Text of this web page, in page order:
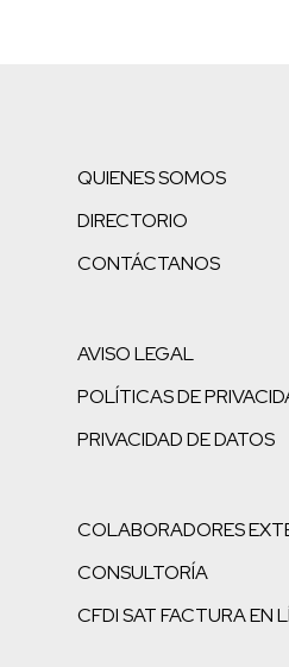
QUIENES SOMOS
DIRECTORIO
CONTÁCTANOS
AVISO LEGAL
POLÍTICAS DE
PRIVACIDAD DE DATOS
COLABORADORES
CONSULTORÍA
CFDI SAT FACTURA EN